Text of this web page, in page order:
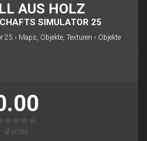
AUS HOLZ
SIMULATOR 25
25 › Maps, Objekte, Texturen › Objekte
0 votes